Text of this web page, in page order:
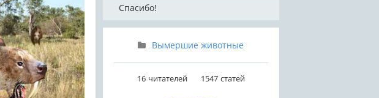
Спасибо!
Вымершие животные
16 читателей 1547 статей